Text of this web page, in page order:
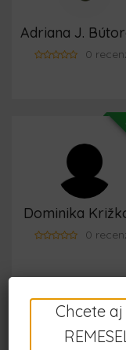
Adriana J.
0
Dominika
0
Chcete